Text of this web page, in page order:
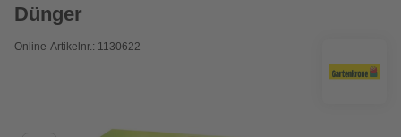
Dünger
Online-Artikelnr.: 1130622